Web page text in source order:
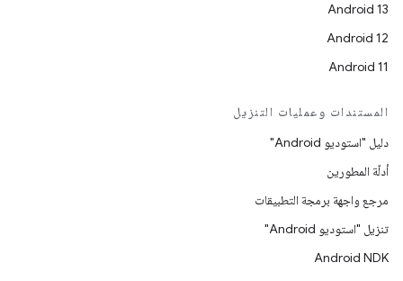
Android 13
Android 12
Android 11
المستندات وعمليات التنزيل
دليل "استوديو Android"
أدلّة المطورين
مرجع واجهة برمجة التطبيقات
تنزيل "استوديو Android"
Android NDK